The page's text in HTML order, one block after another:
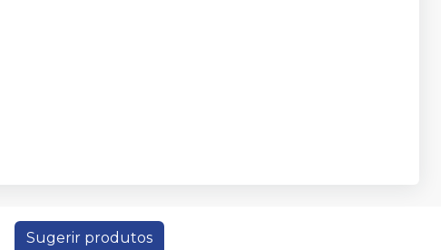
Sugerir produtos